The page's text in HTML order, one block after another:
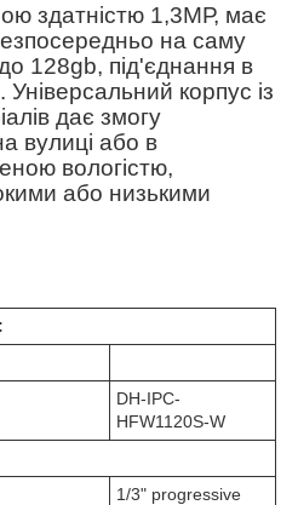
здатністю 1,3МР, має
на саму
128gb, під'єднання в
корпус із
дає змогу
вулиці або в
вологістю,
або низькими
DH-IPC-
HFW1120S-W
1/3" progressive